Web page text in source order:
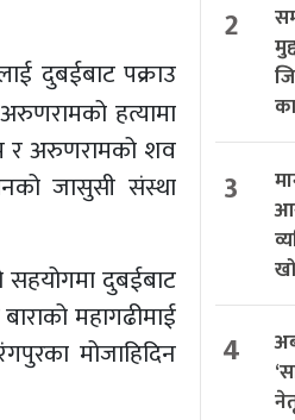
दुबईबाट पक्राउ
हत्यामा
र अरुणरामको शव
जासुसी संस्था
दुबईबाट
महागढीमाई
मोजाहिदिन
2
3
4